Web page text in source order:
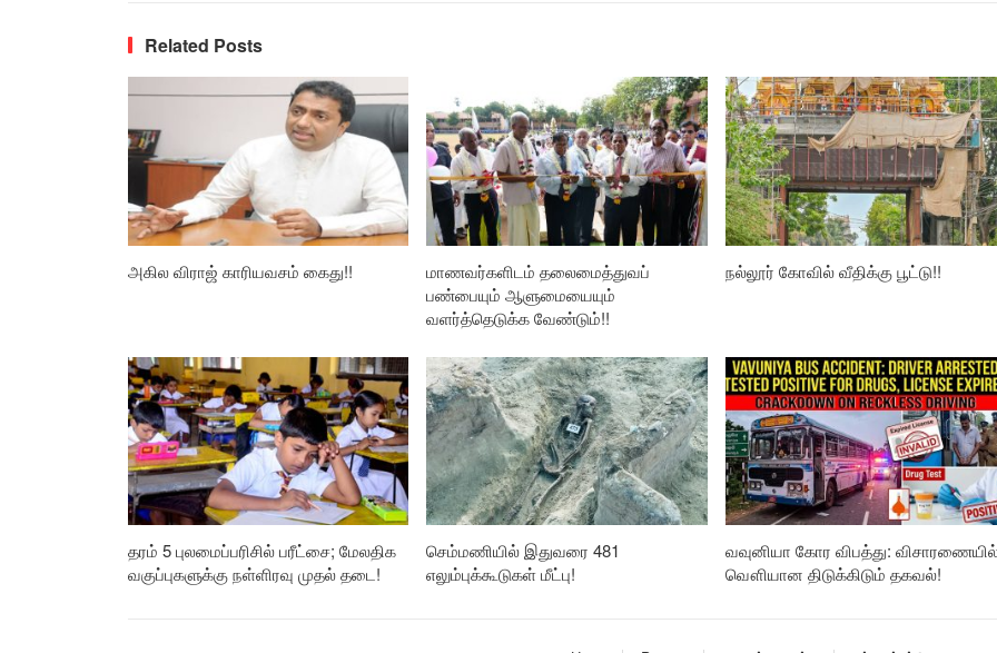
Related Posts
அகில விராஜ் காரியவசம் கைது!!
மாணவர்களிடம் தலைமைத்துவப்
பண்பையும் ஆளுமையையும்
வளர்த்தெடுக்க வேண்டும்!!
நல்லூர் கோவில் வீதிக்கு பூட்டு!!
தரம் 5 புலமைப்பரிசில் பரீட்சை; மேலதிக
வகுப்புகளுக்கு நள்ளிரவு முதல் தடை!
செம்மணியில் இதுவரை 481
எலும்புக்கூடுகள் மீட்பு!
வவுனியா கோர விபத்து:
வௌியான திடுக்கிடும் தகவல்!